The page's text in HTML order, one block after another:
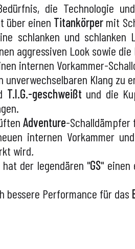
die Technologie
über einen Titankörper mit
schlanken und schlanken
aggressiven Look sowie
internen Vorkammer-
Klang zu
T.I.G.-geschweißt und die
Adventure-Schalldämpfer
internen Vorkammer
wird.
der legendären "GS" einen
bessere Performance für das